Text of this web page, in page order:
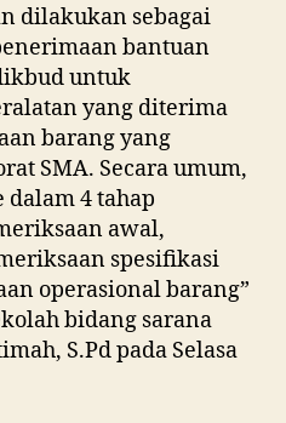
dilakukan sebagai
bantuan
untuk
yang diterima
barang yang
SMA. Secara umum,
4 tahap
awal,
spesifikasi
operasional barang”
bidang sarana
S.Pd pada Selasa